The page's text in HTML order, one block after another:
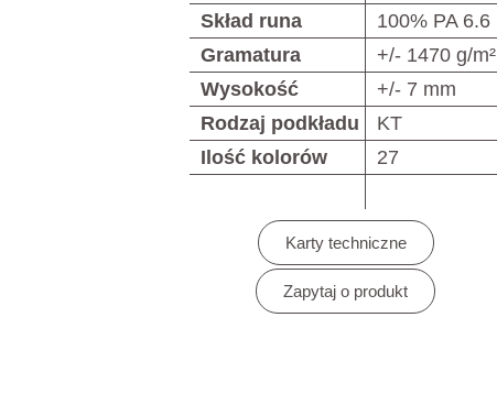
Skład runa
100% PA 6.6
Gramatura
+/- 1470 g/m²
Wysokość
+/- 7 mm
Rodzaj podkładu
KT
Ilość kolorów
27
Karty techniczne
Zapytaj o produkt